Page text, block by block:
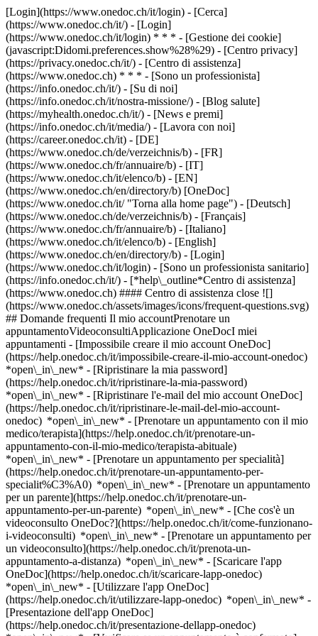
[Login](https://www.onedoc.ch/it/login) - [Cerca]
(https://www.onedoc.ch/it/) - [Login]
(https://www.onedoc.ch/it/login) * * * - [Gestione dei cookie]
(javascript:Didomi.preferences.show%28%29) - [Centro privacy]
(https://privacy.onedoc.ch/it/) - [Centro di assistenza]
(https://www.onedoc.ch) * * * - [Sono un professionista]
(https://info.onedoc.ch/it/) - [Su di noi]
(https://info.onedoc.ch/it/nostra-missione/) - [Blog salute]
(https://myhealth.onedoc.ch/it/) - [News e premi]
(https://info.onedoc.ch/it/media/) - [Lavora con noi]
(https://career.onedoc.ch/it) - [DE]
(https://www.onedoc.ch/de/verzeichnis/b) - [FR]
(https://www.onedoc.ch/fr/annuaire/b) - [IT]
(https://www.onedoc.ch/it/elenco/b) - [EN]
(https://www.onedoc.ch/en/directory/b) [OneDoc]
(https://www.onedoc.ch/it/ "Torna alla home page") - [Deutsch]
(https://www.onedoc.ch/de/verzeichnis/b) - [Français]
(https://www.onedoc.ch/fr/annuaire/b) - [Italiano]
(https://www.onedoc.ch/it/elenco/b) - [English]
(https://www.onedoc.ch/en/directory/b) - [Login]
(https://www.onedoc.ch/it/login) - [Sono un professionista sanitario]
(https://info.onedoc.ch/it/) - [*help\_outline*Centro di assistenza]
(https://www.onedoc.ch) #### Centro di assistenza close ![]
(https://www.onedoc.ch/assets/images/icons/frequent-questions.svg)
## Domande frequenti Il mio accountPrenotare un
appuntamentoVideoconsultiApplicazione OneDocI miei
appuntamenti - [Impossibile creare il mio account OneDoc]
(https://help.onedoc.ch/it/impossibile-creare-il-mio-account-onedoc)
*open\_in\_new* - [Ripristinare la mia password]
(https://help.onedoc.ch/it/ripristinare-la-mia-password)
*open\_in\_new* - [Ripristinare l'e-mail del mio account OneDoc]
(https://help.onedoc.ch/it/ripristinare-le-mail-del-mio-account-
onedoc) *open\_in\_new* - [Prenotare un appuntamento con il mio
medico/terapista](https://help.onedoc.ch/it/prenotare-un-
appuntamento-con-il-mio-medico/terapista-abituale)
*open\_in\_new* - [Prenotare un appuntamento per specialità]
(https://help.onedoc.ch/it/prenotare-un-appuntamento-per-
specialit%C3%A0) *open\_in\_new* - [Prenotare un appuntamento
per un parente](https://help.onedoc.ch/it/prenotare-un-
appuntamento-per-un-parente) *open\_in\_new* - [Che cos'è un
videoconsulto OneDoc?](https://help.onedoc.ch/it/come-funzionano-
i-videoconsulti) *open\_in\_new* - [Prenotare un appuntamento per
un videoconsulto](https://help.onedoc.ch/it/prenota-un-
appuntamento-a-distanza) *open\_in\_new* - [Scaricare l'app
OneDoc](https://help.onedoc.ch/it/scaricare-lapp-onedoc)
*open\_in\_new* - [Utilizzare l'app OneDoc]
(https://help.onedoc.ch/it/utilizzare-lapp-onedoc) *open\_in\_new* -
[Presentazione dell'app OneDoc]
(https://help.onedoc.ch/it/presentazione-dellapp-onedoc)